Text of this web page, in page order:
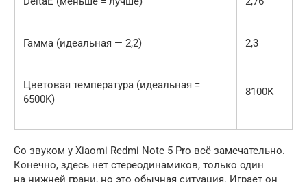
Гамма (идеальная — 2,2) 2,3
Цветовая температура (идеальная =
6500K)
8100K
Cо звуком у Xiaomi Redmi Note 5 Pro всё замечательно.
Конечно, здесь нет стереодинамиков, только один
на нижней грани, но это обычная ситуация. Играет он